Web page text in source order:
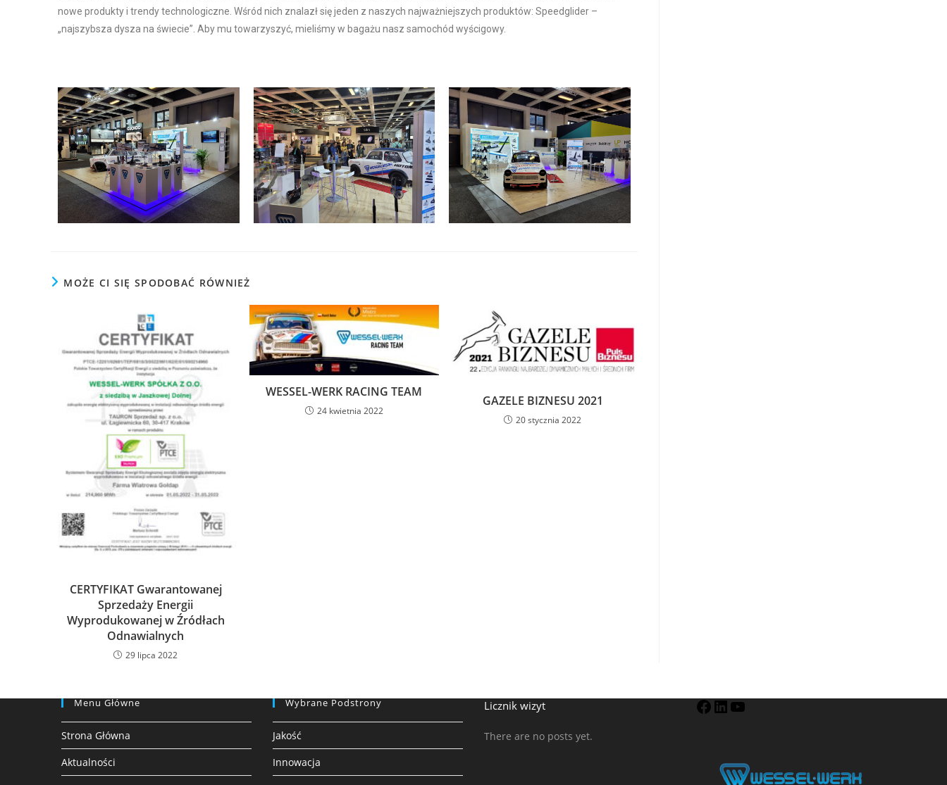
nowe produkty i trendy technologiczne. Wśród nich znalazł się jeden z naszych najważniejszych produktów: Speedglider –
„najszybsza dysza na świecie”. Aby mu towarzyszyć, mieliśmy w bagażu nasz samochód wyścigowy.
MOŻE CI SIĘ SPODOBAĆ RÓWNIEŻ
CERTYFIKAT Gwarantowanej
Sprzedaży Energii
Wyprodukowanej w Źródłach
Odnawialnych
29 lipca 2022
WESSEL-WERK RACING TEAM
24 kwietnia 2022
GAZELE BIZNESU 2021
20 stycznia 2022
Menu Główne
Strona Główna
Aktualności
Wybrane Podstrony
Jakość
Innowacja
Licznik wizyt
There are no posts yet.